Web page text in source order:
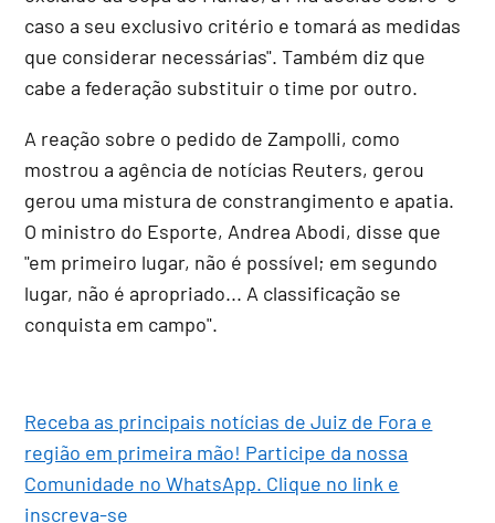
caso a seu exclusivo critério e tomará as medidas
que considerar necessárias". Também diz que
cabe a federação substituir o time por outro.
A reação sobre o pedido de Zampolli, como
mostrou a agência de notícias Reuters, gerou
gerou uma mistura de constrangimento e apatia.
O ministro do Esporte, Andrea Abodi, disse que
"em primeiro lugar, não é possível; em segundo
lugar, não é apropriado... A classificação se
conquista em campo".
Receba as principais notícias de Juiz de Fora e
região em primeira mão! Participe da nossa
Comunidade no WhatsApp. Clique no link e
inscreva-se